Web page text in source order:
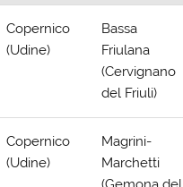
Copernico
(Udine)
Bassa
Friulana
(Cervignano
del Friuli)
Copernico
(Udine)
Magrini-
Marchetti